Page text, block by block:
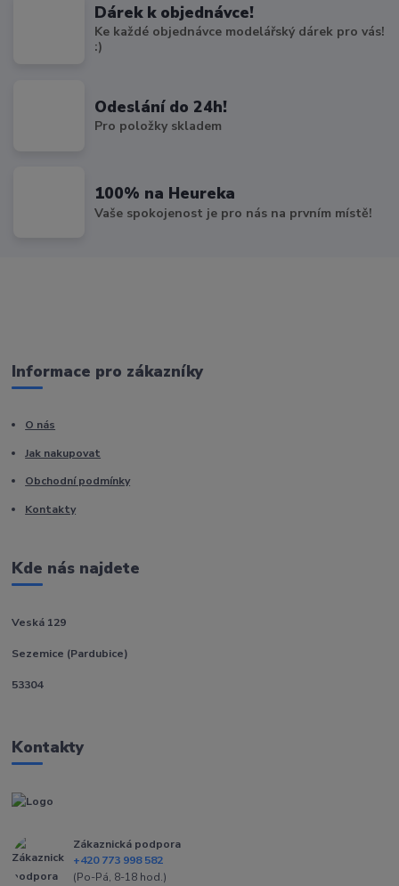
Dárek k objednávce!
Ke každé objednávce modelářský dárek pro vás!
:)
Odeslání do 24h!
Pro položky skladem
100% na Heureka
Vaše spokojenost je pro nás na prvním místě!
Informace pro zákazníky
O nás
Jak nakupovat
Obchodní podmínky
Kontakty
Kde nás najdete
Veská 129
Sezemice (Pardubice)
53304
Kontakty
Zákaznická podpora
+420 773 998 582
(Po-Pá, 8-18 hod.)